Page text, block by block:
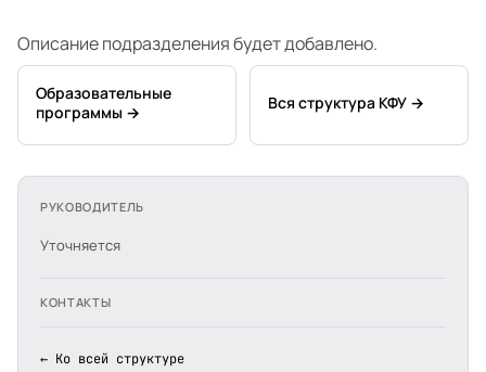
Описание подразделения будет добавлено.
Образовательные
программы →
Вся структура КФУ →
РУКОВОДИТЕЛЬ
Уточняется
КОНТАКТЫ
← Ко всей структуре